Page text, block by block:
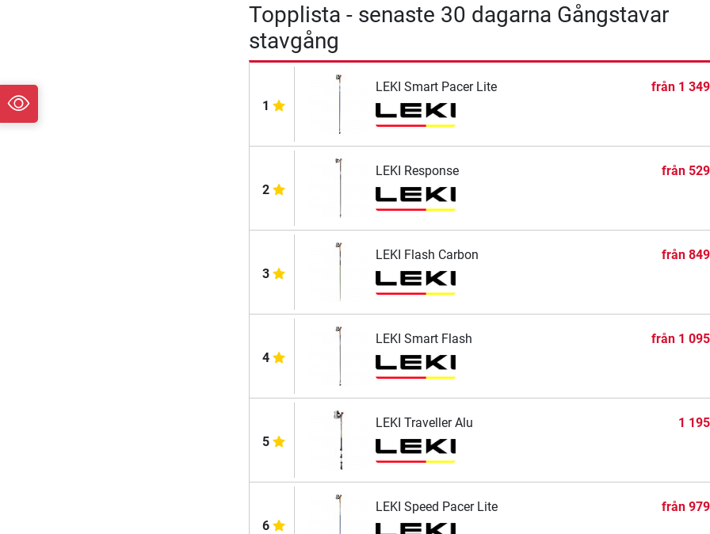
Topplista - senaste 30 dagarna Gångstavar
stavgång
1
LEKI Smart Pacer Lite från 1
2
LEKI Response från
3
LEKI Flash Carbon från
4
LEKI Smart Flash från 1
5
LEKI Traveller Alu 1
6
LEKI Speed Pacer Lite från